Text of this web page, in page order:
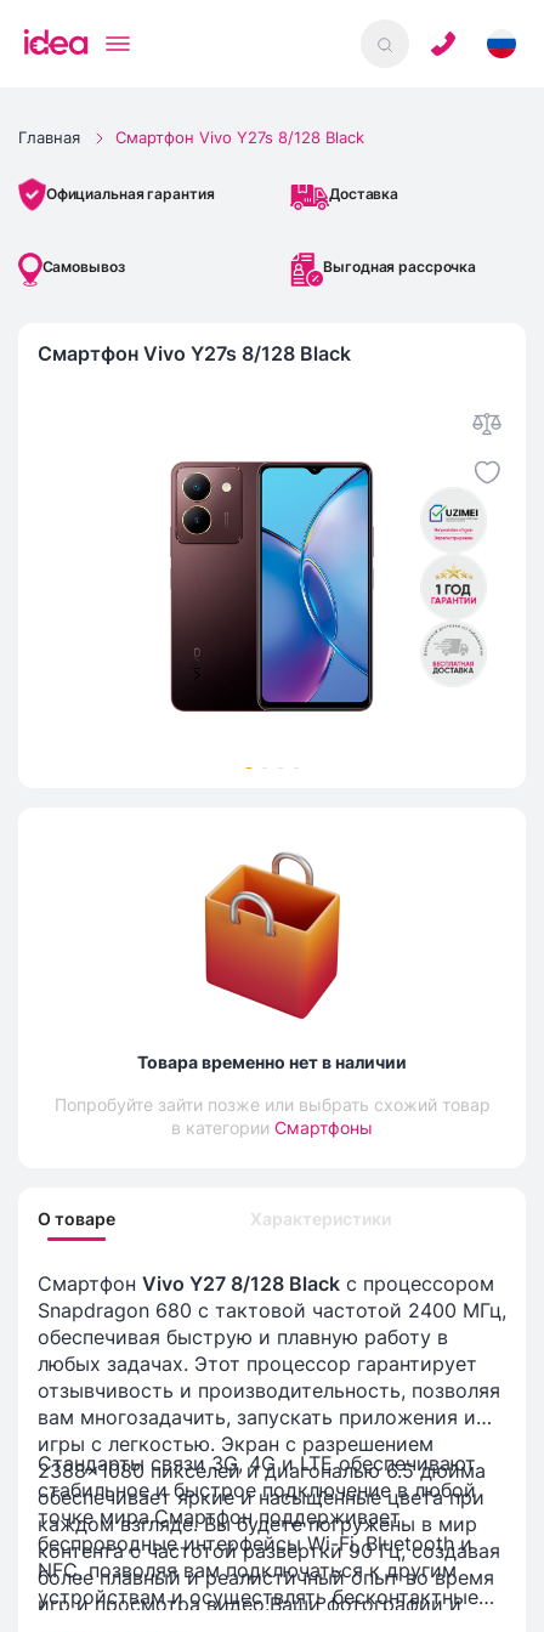
Главная Смартфон Vivo Y27s 8/128 Black
Официальная гарантия Доставка
Самовывоз Выгодная рассрочка
Смартфон Vivo Y27s 8/128 Black
Товара временно нет в наличии
Попробуйте зайти позже или выбрать схожий товар
в категории Смартфоны
О товаре Характеристики
Смартфон Vivo Y27 8/128 Black с процессором
Snapdragon 680 с тактовой частотой 2400 МГц,
обеспечивая быструю и плавную работу в
любых задачах. Этот процессор гарантирует
отзывчивость и производительность, позволяя
вам многозадачить, запускать приложения и
игры с легкостью. Экран с разрешением
2388×1080 пикселей и диагональю 6.5 дюйма
обеспечивает яркие и насыщенные цвета при
каждом взгляде. Вы будете погружены в мир
контента с частотой развертки 90 Гц, создавая
более плавный и реалистичный опыт во время
игр и просмотра видео.Ваши фотографии и
Стандарты связи 3G, 4G и LTE обеспечивают
стабильное и быстрое подключение в любой
точке мира.Смартфон поддерживает
беспроводные интерфейсы Wi-Fi, Bluetooth и
NFC, позволяя вам подключаться к другим
устройствам и осуществлять бесконтактные